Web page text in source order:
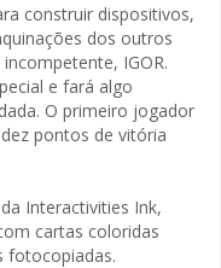
construir dispositivos,
dos outros
IGOR.
e fará algo
O primeiro jogador
pontos de vitória
Interactivities Ink,
cartas coloridas
fotocopiadas.